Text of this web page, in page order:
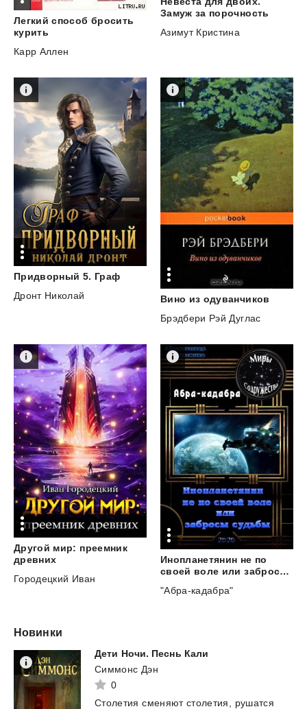
Легкий способ бросить
курить
Карр Аллен
Замуж за порочность
Азимут Кристина
Придворный 5. Граф
Дронт Николай
Вино из одуванчиков
Брэдбери Рэй Дуглас
Другой мир: преемник
древних
Городецкий Иван
Инопланетянин не по
своей воле или забросы судьбы
"Абра-кадабра"
Новинки
Дети Ночи. Песнь Кали
Симмонс Дэн
0
Столетия сменяют столетия,
рушатся